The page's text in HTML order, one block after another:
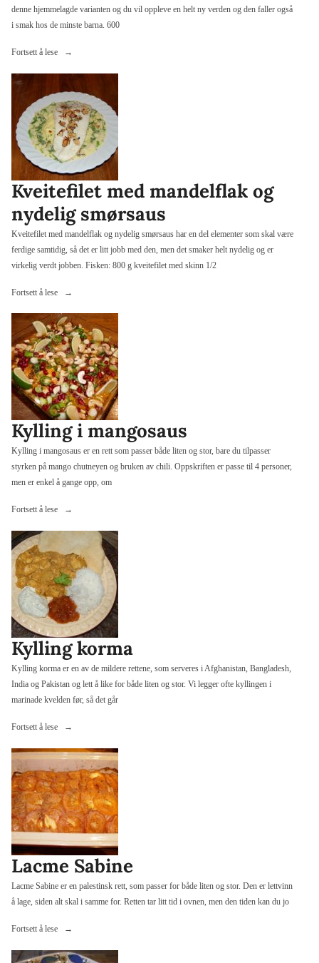
denne hjemmelagde varianten og du vil oppleve en helt ny verden og den faller også
i smak hos de minste barna. 600
Fortsett å lese «Kjøttpudding»
Kveitefilet med mandelflak og
nydelig smørsaus
Kveitefilet med mandelflak og nydelig smørsaus har en del elementer som skal være
ferdige samtidig, så det er litt jobb med den, men det smaker helt nydelig og er
virkelig verdt jobben. Fisken: 800 g kveitefilet med skinn 1/2
Fortsett å lese
«Kveitefilet
mandelflak
og
nydelig
smørsaus»
Kylling i mangosaus
Kylling i mangosaus er en rett som passer både liten og stor, bare du tilpasser
styrken på mango chutneyen og bruken av chili. Oppskriften er passe til 4 personer,
men er enkel å gange opp, om
Fortsett å lese
«Kylling
Kylling korma
Kylling korma er en av de mildere rettene, som serveres i Afghanistan, Bangladesh,
India og Pakistan og lett å like for både liten og stor. Vi legger ofte kyllingen i
marinade kvelden før, så det går
Fortsett å lese
«Kylling
Lacme Sabine
Lacme Sabine er en palestinsk rett, som passer for både liten og stor. Den er lettvinn
å lage, siden alt skal i samme for. Retten tar litt tid i ovnen, men den tiden kan du jo
Fortsett å lese
«Lacme